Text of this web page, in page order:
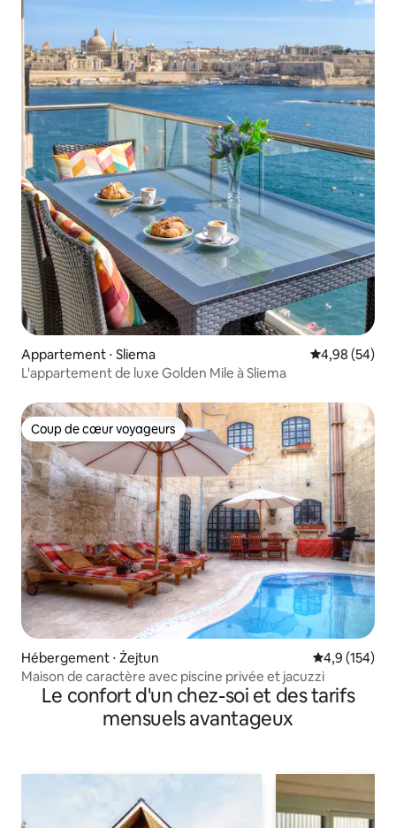
Appartement ⋅ Sliema Évaluation
4,98 (54)
L'appartement de luxe Golden Mile à Sliema
Coup de cœur voyageurs
Coup de cœur voyageurs
Hébergement ⋅ Żejtun Évaluation
4,9 (154)
Maison de caractère avec piscine privée et jacuzzi
Le confort d'un chez-soi et des tarifs
mensuels avantageux